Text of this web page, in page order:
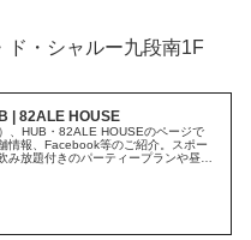
ド・シャルー九段南1F
| 82ALE HOUSE
、HUB・82ALE HOUSEのページで
情報、Facebook等のご紹介。スポー
み放題付きのパーティープランや昼飲